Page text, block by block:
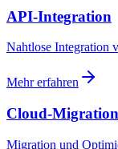
API-Integration
Nahtlose Integration
Mehr erfahren
Cloud-Migration
Migration und